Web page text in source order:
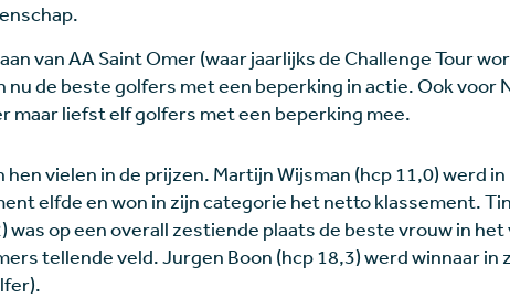
van AA Saint Omer (waar jaarlijks de Challenge Tour
nu de beste golfers met een beperking in actie. Ook voor
maar liefst elf golfers met een beperking mee.
hen vielen in de prijzen. Martijn Wijsman (hcp 11,0) werd
elfde en won in zijn categorie het netto klassement.
was op een overall zestiende plaats de beste vrouw in
tellende veld. Jurgen Boon (hcp 18,3) werd winnaar in